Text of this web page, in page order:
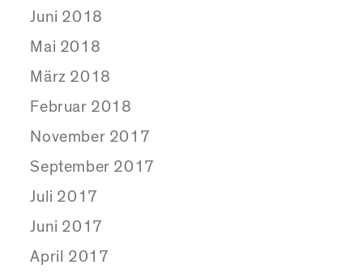
Juni 2018
Mai 2018
März 2018
Februar 2018
November 2017
September 2017
Juli 2017
Juni 2017
April 2017